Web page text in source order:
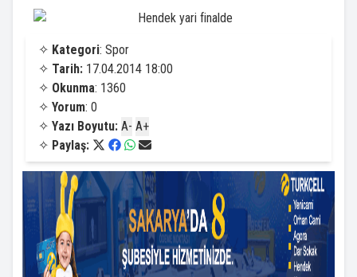
✧ Kategori: Spor
✧ Tarih: 17.04.2014 18:00
✧ Okunma: 1360
✧ Yorum: 0
✧ Yazı Boyutu: A- A+
✧ Paylaş: